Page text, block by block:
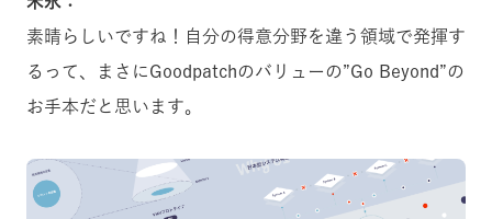
素晴らしいですね！自分の得意分野を違う領域で発揮す
るって、まさにGoodpatchのバリューの”Go Beyond”の
お手本だと思います。